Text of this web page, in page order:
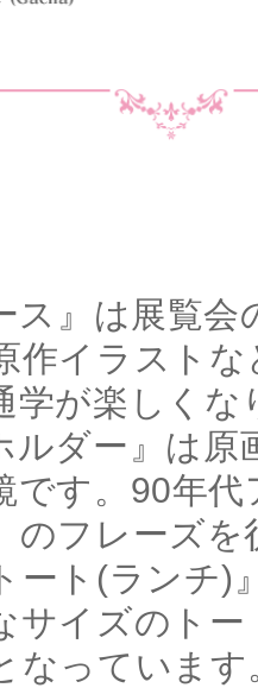
ス』は展覧
作イラスト
学が楽しく
ルダー』は
です。90年
のフレーズ
ート(ランチ)
サイズのト
なっています